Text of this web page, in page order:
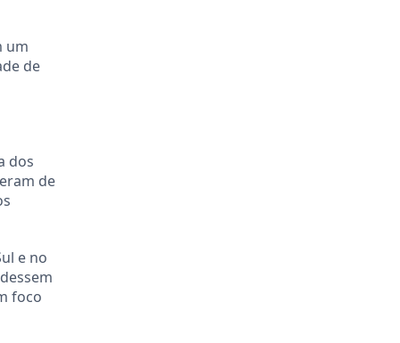
um
de
dos
de
e no
foco